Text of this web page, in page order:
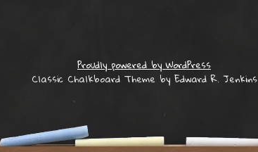
Proudly powered by WordPress
Classic Chalkboard Theme by Edward R. Jenkins